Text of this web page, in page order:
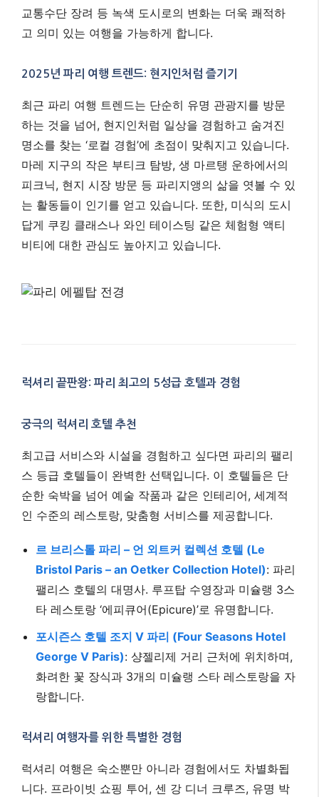
교통수단 장려 등 녹색 도시로의 변화는 더욱 쾌적하
고 의미 있는 여행을 가능하게 합니다.
2025년 파리 여행 트렌드: 현지인처럼 즐기기
최근 파리 여행 트렌드는 단순히 유명 관광지를 방문
하는 것을 넘어, 현지인처럼 일상을 경험하고 숨겨진
명소를 찾는 ‘로컬 경험’에 초점이 맞춰지고 있습니다.
마레 지구의 작은 부티크 탐방, 생 마르탱 운하에서의
피크닉, 현지 시장 방문 등 파리지앵의 삶을 엿볼 수 있
는 활동들이 인기를 얻고 있습니다. 또한, 미식의 도시
답게 쿠킹 클래스나 와인 테이스팅 같은 체험형 액티
비티에 대한 관심도 높아지고 있습니다.
럭셔리 끝판왕: 파리 최고의 5성급 호텔과 경험
궁극의 럭셔리 호텔 추천
최고급 서비스와 시설을 경험하고 싶다면 파리의 팰리
스 등급 호텔들이 완벽한 선택입니다. 이 호텔들은 단
순한 숙박을 넘어 예술 작품과 같은 인테리어, 세계적
인 수준의 레스토랑, 맞춤형 서비스를 제공합니다.
르 브리스톨 파리 – 언 외트커 컬렉션 호텔 (Le
Bristol Paris – an Oetker Collection Hotel): 파리
팰리스 호텔의 대명사. 루프탑 수영장과 미슐랭 3스
타 레스토랑 ‘에피큐어(Epicure)’로 유명합니다.
포시즌스 호텔 조지 V 파리 (Four Seasons Hotel
George V Paris): 샹젤리제 거리 근처에 위치하며,
화려한 꽃 장식과 3개의 미슐랭 스타 레스토랑을 자
랑합니다.
럭셔리 여행자를 위한 특별한 경험
럭셔리 여행은 숙소뿐만 아니라 경험에서도 차별화됩
니다. 프라이빗 쇼핑 투어, 센 강 디너 크루즈, 유명 박